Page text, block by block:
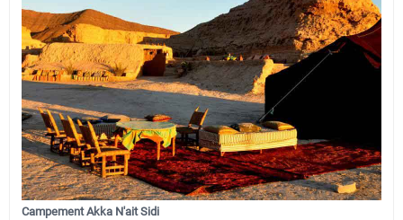
Campement Akka N'ait Sidi